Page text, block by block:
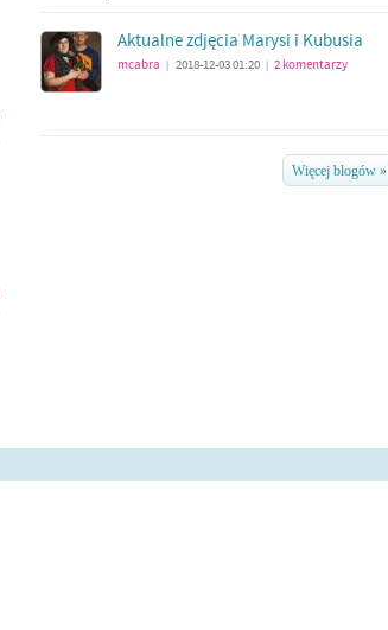
Aktualne zdjęcia Marysi i Kubusia
mcabra 2018-12-03 01:20 2 komentarzy
Więcej blogów »